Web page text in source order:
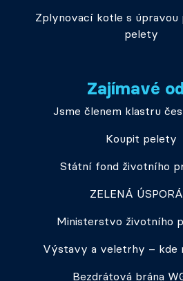
Zplynovací kotle s úpravou
pelety
Zajímavé
Jsme členem klastru
Koupit pelety
Státní fond životního
ZELENÁ
Ministerstvo životního
Výstavy a veletrhy – kde
Bezdrátová brána